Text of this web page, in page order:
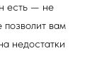
есть — не
позволит вам
недостатки